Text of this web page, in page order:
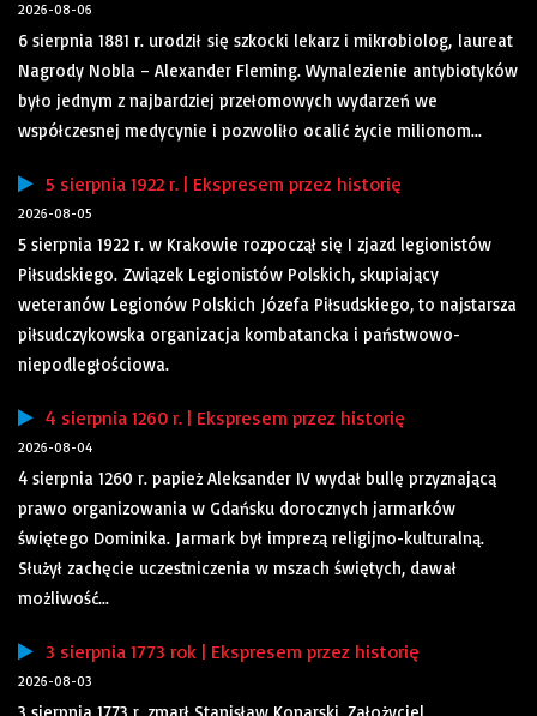
2026-08-06
6 sierpnia 1881 r. urodził się szkocki lekarz i mikrobiolog, laureat
Nagrody Nobla – Alexander Fleming. Wynalezienie antybiotyków
było jednym z najbardziej przełomowych wydarzeń we
współczesnej medycynie i pozwoliło ocalić życie milionom...
5 sierpnia 1922 r. | Ekspresem przez historię
2026-08-05
5 sierpnia 1922 r. w Krakowie rozpoczął się I zjazd legionistów
Piłsudskiego. Związek Legionistów Polskich, skupiający
weteranów Legionów Polskich Józefa Piłsudskiego, to najstarsza
piłsudczykowska organizacja kombatancka i państwowo-
niepodległościowa.
4 sierpnia 1260 r. | Ekspresem przez historię
2026-08-04
4 sierpnia 1260 r. papież Aleksander IV wydał bullę przyznającą
prawo organizowania w Gdańsku dorocznych jarmarków
świętego Dominika. Jarmark był imprezą religijno-kulturalną.
Służył zachęcie uczestniczenia w mszach świętych, dawał
możliwość...
3 sierpnia 1773 rok | Ekspresem przez historię
2026-08-03